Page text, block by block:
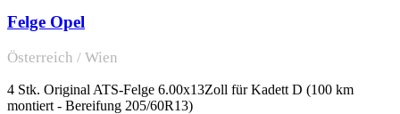
Felge Opel
Österreich / Wien
4 Stk. Original ATS-Felge 6.00x13Zoll für Kadett D (100 km
montiert - Bereifung 205/60R13)